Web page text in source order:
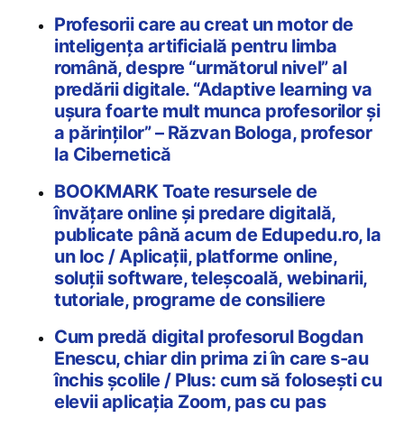
Profesorii care au creat un motor de
inteligența artificială pentru limba
română, despre “următorul nivel” al
predării digitale. “Adaptive learning va
ușura foarte mult munca profesorilor și
a părinților” – Răzvan Bologa, profesor
la Cibernetică
BOOKMARK Toate resursele de
învățare online și predare digitală,
publicate până acum de Edupedu.ro, la
un loc / Aplicații, platforme online,
soluții software, teleșcoală, webinarii,
tutoriale, programe de consiliere
Cum predă digital profesorul Bogdan
Enescu, chiar din prima zi în care s-au
închis școlile / Plus: cum să folosești cu
elevii aplicația Zoom, pas cu pas